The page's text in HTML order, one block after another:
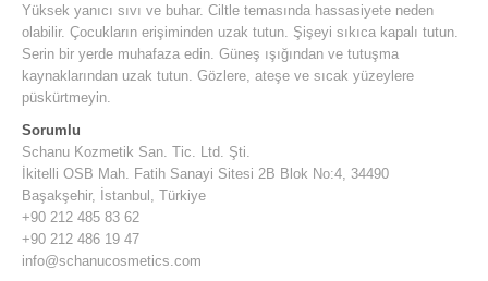
Yüksek yanıcı sıvı ve buhar. Ciltle temasında hassasiyete neden
olabilir. Çocukların erişiminden uzak tutun. Şişeyi sıkıca kapalı tutun.
Serin bir yerde muhafaza edin. Güneş ışığından ve tutuşma
kaynaklarından uzak tutun. Gözlere, ateşe ve sıcak yüzeylere
püskürtmeyin.
Sorumlu
Schanu Kozmetik San. Tic. Ltd. Şti.
İkitelli OSB Mah. Fatih Sanayi Sitesi 2B Blok No:4, 34490
Başakşehir, İstanbul, Türkiye
+90 212 485 83 62
+90 212 486 19 47
info@schanucosmetics.com